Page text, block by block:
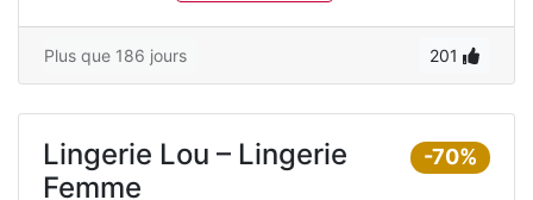
Plus que 186 jours 201
-70%
Lingerie Lou – Lingerie
Femme